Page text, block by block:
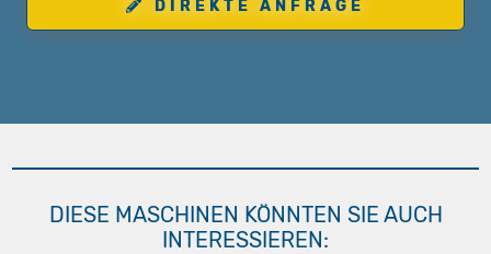
DIREKTE ANFRAGE
DIESE MASCHINEN KÖNNTEN SIE AUCH
INTERESSIEREN: